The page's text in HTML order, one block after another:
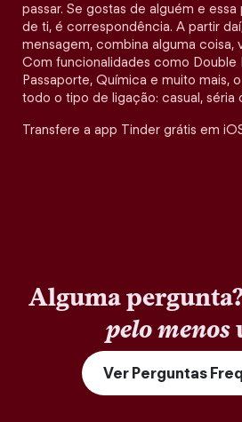
passar. Se gostas de alguém e
de ti, é correspondência. A partir
mensagem, combina alguma coisa,
Com funcionalidades como Double
Passaporte, Química e muito mais,
todo o tipo de ligação: casual, séria
Transfere a app Tinder grátis em
Alguma
pelo menos
Ver Perguntas